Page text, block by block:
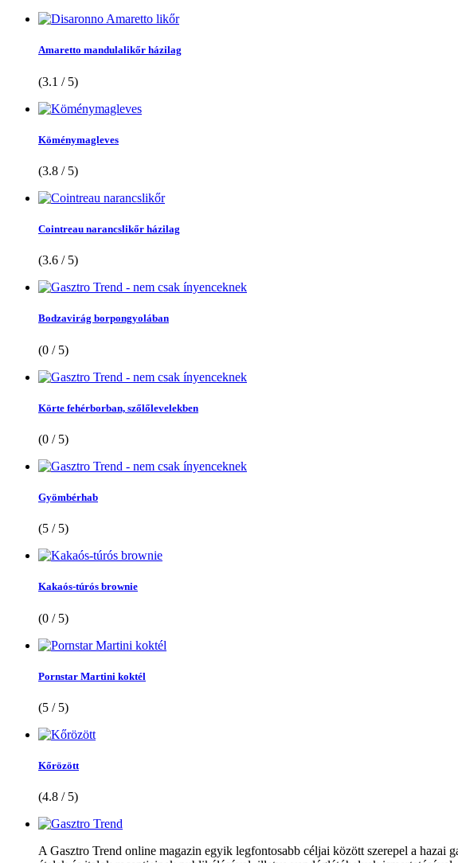
Amaretto mandulalikőr házilag
(3.1 / 5)
Köménymagleves
(3.8 / 5)
Cointreau narancslikőr házilag
(3.6 / 5)
Bodzavirág borpongyolában
(0 / 5)
Körte fehérborban, szőlőlevelekben
(0 / 5)
Gyömbérhab
(5 / 5)
Kakaós-túrós brownie
(0 / 5)
Pornstar Martini koktél
(5 / 5)
Kőrözött
(4.8 / 5)
A Gasztro Trend online magazin egyik legfontosabb céljai között szerepel a hazai